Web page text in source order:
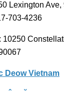
Lexington Ave,
703-4236
10250
Deow Vietnam